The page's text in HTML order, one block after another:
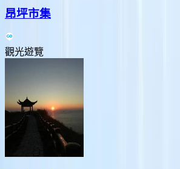
昂坪市集
觀光遊覽